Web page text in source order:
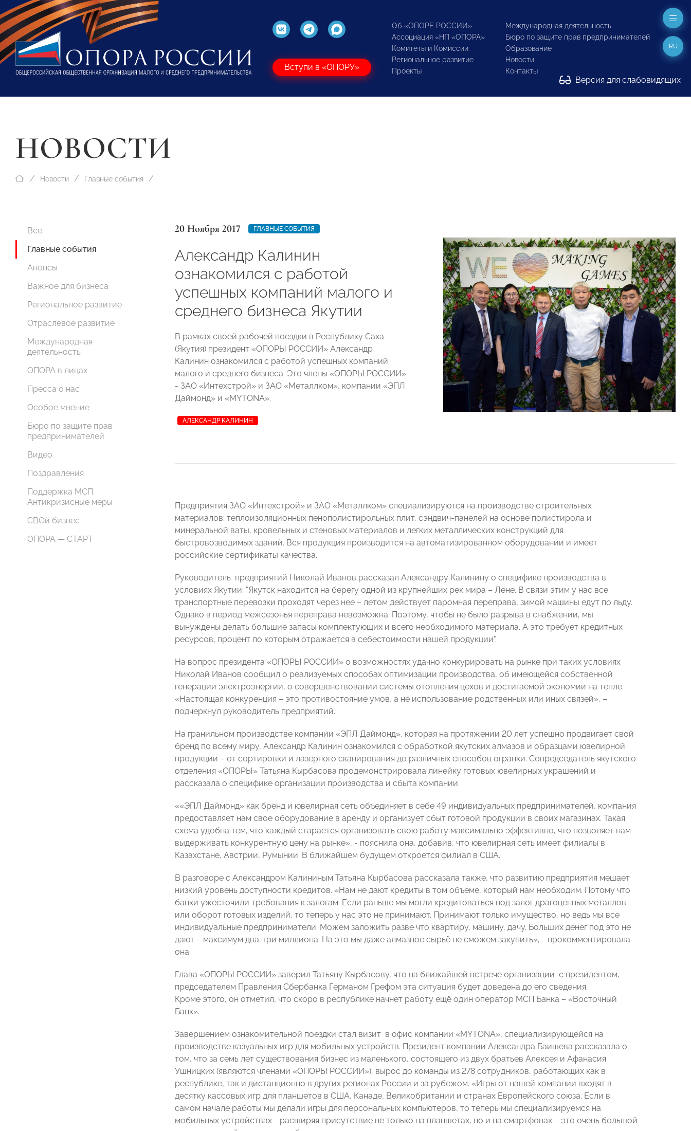
Вступи в «ОПОРУ»
Об «ОПОРЕ РОССИИ»
Ассоциация «НП «ОПОРА»
Комитеты и Комиссии
Региональное развитие
Проекты
Международная деятельность
Бюро по защите прав предпринимателей
Образование
Новости
Контакты
Версия для слабовидящих
RU
НОВОСТИ
Новости Главные события
Все
Главные события
Анонсы
Важное для бизнеса
Региональное развитие
Отраслевое развитие
Международная
деятельность
ОПОРА в лицах
Пресса о нас
Особое мнение
Бюро по защите прав
предпринимателей
Видео
Поздравления
Поддержка МСП.
Антикризисные меры
СВОй бизнес
ОПОРА — СТАРТ
20 Ноября 2017 ГЛАВНЫЕ СОБЫТИЯ
Александр Калинин
ознакомился с работой
успешных компаний малого и
среднего бизнеса Якутии
В рамках своей рабочей поездки в Республику Саха
(Якутия) президент «ОПОРЫ РОССИИ» Александр
Калинин ознакомился с работой успешных компаний
малого и среднего бизнеса. Это члены «ОПОРЫ РОССИИ»
- ЗАО «Интехстрой» и ЗАО «Металлком», компании «ЭПЛ
Даймонд» и «MYTONA».
АЛЕКСАНДР КАЛИНИН
Предприятия ЗАО «Интехстрой» и ЗАО «Металлком» специализируются на производстве строительных
материалов: теплоизоляционных пенополистирольных плит, сэндвич-панелей на основе полистирола и
минеральной ваты, кровельных и стеновых материалов и легких металлических конструкций для
быстровозводимых зданий. Вся продукция производится на автоматизированном оборудовании и имеет
российские сертификаты качества.
Руководитель предприятий Николай Иванов рассказал Александру Калинину о специфике производства в
условиях Якутии: "Якутск находится на берегу одной из крупнейших рек мира – Лене. В связи этим у нас все
транспортные перевозки проходят через нее – летом действует паромная переправа, зимой машины едут по льду.
Однако в период межсезонья переправа невозможна. Поэтому, чтобы не было разрыва в снабжении, мы
вынуждены делать большие запасы комплектующих и всего необходимого материала. А это требует кредитных
ресурсов, процент по которым отражается в себестоимости нашей продукции".
На вопрос президента «ОПОРЫ РОССИИ» о возможностях удачно конкурировать на рынке при таких условиях
Николай Иванов сообщил о реализуемых способах оптимизации производства, об имеющейся собственной
генерации электроэнергии, о совершенствовании системы отопления цехов и достигаемой экономии на тепле.
«Настоящая конкуренция – это противостояние умов, а не использование родственных или иных связей», –
подчеркнул руководитель предприятий.
На гранильном производстве компании «ЭПЛ Даймонд», которая на протяжении 20 лет успешно продвигает свой
бренд по всему миру, Александр Калинин ознакомился с обработкой якутских алмазов и образцами ювелирной
продукции – от сортировки и лазерного сканирования до различных способов огранки. Сопредседатель якутского
отделения «ОПОРЫ» Татьяна Кырбасова продемонстрировала линейку готовых ювелирных украшений и
рассказала о специфике организации производства и сбыта компании.
««ЭПЛ Даймонд» как бренд и ювелирная сеть объединяет в себе 49 индивидуальных предпринимателей, компания
предоставляет нам свое оборудование в аренду и организует сбыт готовой продукции в своих магазинах. Такая
схема удобна тем, что каждый старается организовать свою работу максимально эффективно, что позволяет нам
выдерживать конкурентную цену на рынке», - пояснила она, добавив, что ювелирная сеть имеет филиалы в
Казахстане, Австрии, Румынии. В ближайшем будущем откроется филиал в США.
В разговоре с Александром Калининым Татьяна Кырбасова рассказала также, что развитию предприятия мешает
низкий уровень доступности кредитов. «Нам не дают кредиты в том объеме, который нам необходим. Потому что
банки ужесточили требования к залогам. Если раньше мы могли кредитоваться под залог драгоценных металлов
или оборот готовых изделий, то теперь у нас это не принимают. Принимают только имущество, но ведь мы все
индивидуальные предприниматели. Можем заложить разве что квартиру, машину, дачу. Больших денег под это не
дают – максимум два-три миллиона. На это мы даже алмазное сырьё не сможем закупить», - прокомментировала
она.
Глава «ОПОРЫ РОССИИ» заверил Татьяну Кырбасову, что на ближайшей встрече организации с президентом,
председателем Правления Сбербанка Германом Грефом эта ситуация будет доведена до его сведения.
Кроме этого, он отметил, что скоро в республике начнет работу ещё один оператор МСП Банка – «Восточный
Банк».
Завершением ознакомительной поездки стал визит в офис компании «MYTONA», специализирующейся на
производстве казуальных игр для мобильных устройств. Президент компании Александра Баишева рассказала о
том, что за семь лет существования бизнес из маленького, состоящего из двух братьев Алексея и Афанасия
Ушницких (являются членами «ОПОРЫ РОССИИ»), вырос до команды из 278 сотрудников, работающих как в
республике, так и дистанционно в других регионах России и за рубежом. «Игры от нашей компании входят в
десятку кассовых игр для планшетов в США, Канаде, Великобритании и странах Европейского союза. Если в
самом начале работы мы делали игры для персональных компьютеров, то теперь мы специализируемся на
мобильных устройствах - расширяя присутствие не только на планшетах, но и на смартфонах – это очень большой